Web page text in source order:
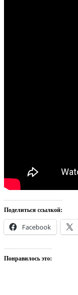
Поделиться ссылкой:
Facebook
Понравилось это: